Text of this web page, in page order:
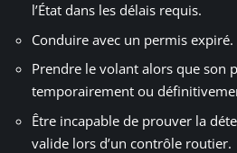
l’État dans les délais requis.
Conduire avec un permis expiré.
Prendre le volant alors que son
temporairement ou
Être incapable de prouver la
valide lors d’un contrôle routier.